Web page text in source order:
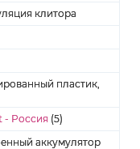
клитора
пластик,
- Россия (5)
аккумулятор